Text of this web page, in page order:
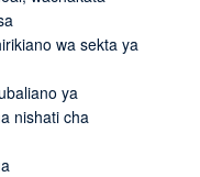
wa sekta ya
ya
nishati cha